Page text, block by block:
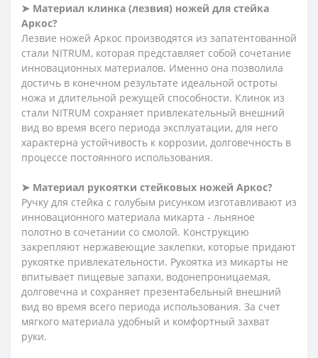
➤ Материал клинка (лезвия) ножей для стейка
Аркос?
Лезвие ножей Аркос производятся из запатентованной
стали NITRUM, которая представляет собой сочетание
инновационных материалов. Именно она позволила
достичь в конечном результате идеальной остроты
ножа и длительной режущей способности. Клинок из
стали NITRUM сохраняет привлекательный внешний
вид во время всего периода эксплуатации, для него
характерна устойчивость к коррозии, долговечность в
процессе постоянного использования.
➤ Материал рукоятки стейковых ножей Аркос?
Ручку для стейка с голубым рисунком изготавливают из
инновационного материала микарта - льняное
полотно в сочетании со смолой. Конструкцию
закрепляют нержавеющие заклепки, которые придают
рукоятке привлекательности. Рукоятка из микарты не
впитывает пищевые запахи, водонепроницаемая,
долговечна и сохраняет презентабельный внешний
вид во время всего периода использования. За счет
мягкого материала удобный и комфортный захват
руки.